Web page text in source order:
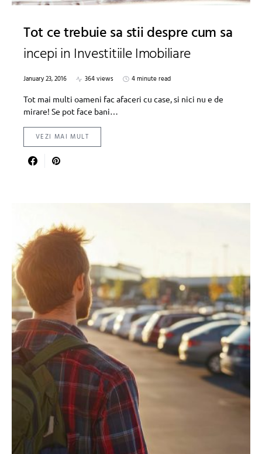
Tot ce trebuie sa stii despre cum sa
incepi in Investitiile Imobiliare
January 23, 2016 364 views
4 minute read
Tot mai multi oameni fac afaceri cu case, si nici nu e de
mirare! Se pot face bani…
VEZI MAI MULT